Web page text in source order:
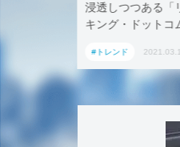
浸透しつつある「
キング・ドットコ
#トレンド